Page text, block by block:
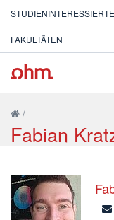
STUDIENINTERESSIERTE
FAKULTÄTEN
/
Fabian